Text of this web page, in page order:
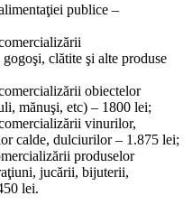
publice –
clătite şi alte produse
obiectelor
mănuşi, etc) – 1800 lei;
vinurilor,
calde, dulciurilor – 1.875 lei;
produselor
jucării, bijuterii,
lei.